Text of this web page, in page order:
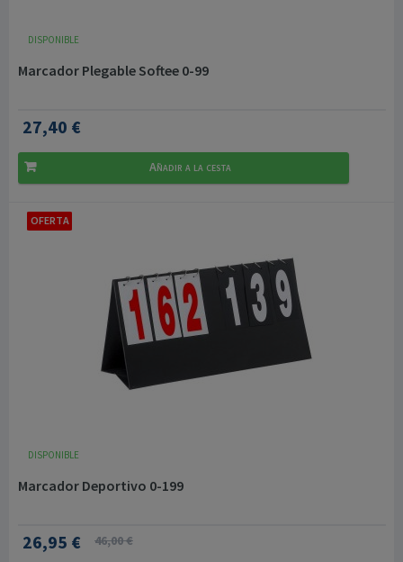
DISPONIBLE
Marcador Plegable Softee 0-99
27,40 €
Añadir a la cesta
OFERTA
DISPONIBLE
Marcador Deportivo 0-199
26,95 € 46,00 €